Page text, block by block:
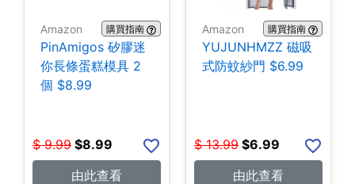
Amazon 購買指南
PinAmigos 矽膠迷
你長條蛋糕模具 2
個 $8.99
$ 9.99 $8.99
由此查看
Amazon 購買指南
YUJUNHMZZ 磁吸
式防蚊紗門 $6.99
$ 13.99 $6.99
由此查看